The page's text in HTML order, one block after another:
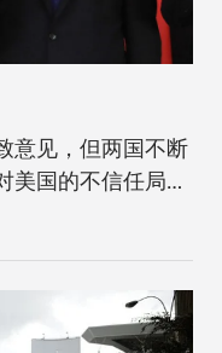
意见，但两国不断
美国的不信任局面
有迹象表明美国